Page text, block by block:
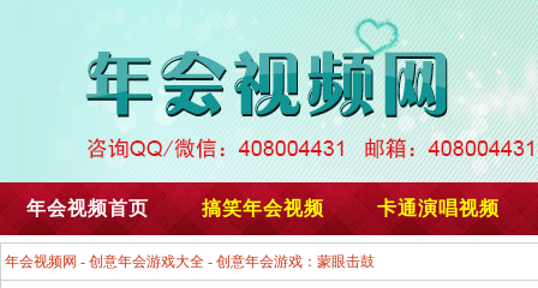
年会视频首页 搞笑年会视频 卡通演唱视频
年会视频网 - 创意年会游戏大全 - 创意年会游戏：蒙眼击鼓